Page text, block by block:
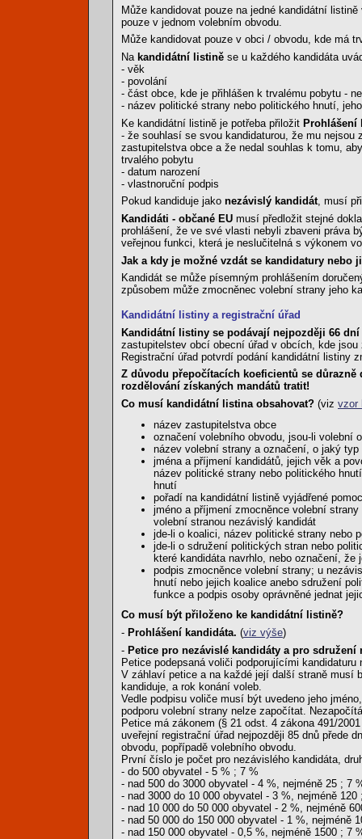
Může kandidovat pouze na jedné kandidátní
pouze v jednom volebním obvodu.
Může kandidovat pouze v obci / obvodu, kde má
Na kandidátní listině se u každého kandidáta
- věk
- povolání
- část obce, kde je přihlášen k trvalému pobytu -
- název politické strany nebo politického hnutí,
Ke kandidátní listině je potřeba přiložit Prohlášení
- že souhlasí se svou kandidaturou, že mu
zastupitelstva obce a že nedal souhlas k tomu,
trvalého pobytu
- datum narození
- vlastnoruční podpis
Pokud kandiduje jako nezávislý kandidát, musí
Kandidáti - občané EU musí předložit stejné
prohlášení, že ve své vlasti nebyli zbaveni práva
veřejnou funkci, která je neslučitelná s výkonem
Jak a kdy je možné vzdát se kandidatury nebo
Kandidát se může písemným prohlášením
způsobem může zmocněnec volební strany jeho
Kandidátní listiny a registrační úřad
Kandidátní listiny se podávají nejpozději 66
zastupitelstev obcí obecní úřad v obcích, kde
Registrační úřad potvrdí podání kandidátní listiny
Z důvodu přepočítacích koeficientů se
rozdělování získaných mandátů tratit!
Co musí kandidátní listina obsahovat? (viz vzor
název zastupitelstva obce
označení volebního obvodu, jsou-li volební
název volební strany a označení, o jaký
jména a příjmení kandidátů, jejich věk a
název politické strany nebo politického
hnutí
pořadí na kandidátní listině vyjádřené
jméno a příjmení zmocněnce volební
volební stranou nezávislý kandidát
jde-li o koalici, název politické strany nebo
jde-li o sdružení politických stran nebo
které kandidáta navrhlo, nebo označení, že
podpis zmocněnce volební strany; u
hnutí nebo jejich koalice anebo sdružení
funkce a podpis osoby oprávněné jednat
Co musí být přiloženo ke kandidátní listině?
- Prohlášení kandidáta. (viz výše)
- Petice pro nezávislé kandidáty a pro sdružení
Petice podepsaná voliči podporujícími
V záhlaví petice a na každé její další straně musí
kandiduje, a rok konání voleb.
Vedle podpisu voliče musí být uvedeno jeho
podporu volební strany nelze započítat.
Petice má zákonem (§ 21 odst. 4 zákona 491/
uveřejní registrační úřad nejpozději 85 dnů přede
obvodu, popřípadě volebního obvodu.
První číslo je počet pro nezávislého kandidáta,
- do 500 obyvatel - 5 % ; 7 %
- nad 500 do 3000 obyvatel - 4 %, nejméně 25 ; 7
- nad 3000 do 10 000 obyvatel - 3 %, nejméně 120
- nad 10 000 do 50 000 obyvatel - 2 %, nejméně
- nad 50 000 do 150 000 obyvatel - 1 %, nejméně
- nad 150 000 obyvatel - 0,5 %, nejméně 1500 ; 7